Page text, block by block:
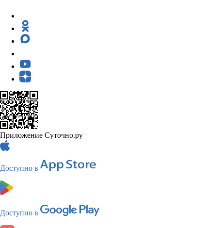
Приложение Суточно.ру
Доступно в
Доступно в